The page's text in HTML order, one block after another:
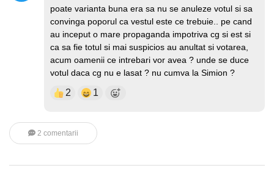
poate varianta buna era sa nu se anuleze votul si sa
convinga poporul ca vestul este ce trebuie.. pe cand
au inceput o mare propaganda impotriva cg si est si
ca sa fie totul si mai suspicios au anultat si votarea,
acum oamenii ce intrebari vor avea ? unde se duce
votul daca cg nu e lasat ? nu cumva la Simion ?
2 1
2 comentarii